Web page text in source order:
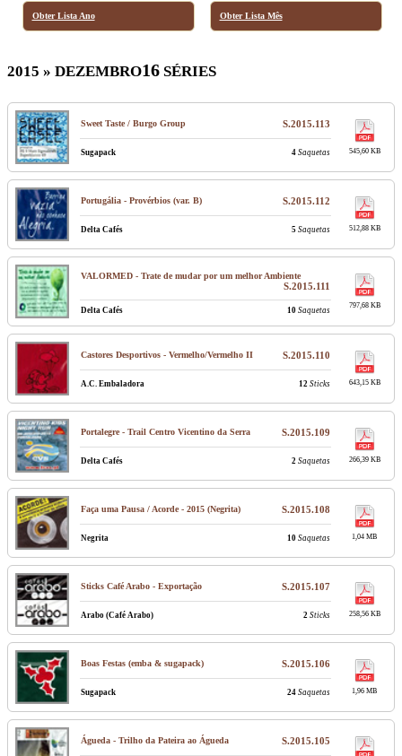
Obter Lista Ano Obter Lista Mês
2015 » DEZEMBRO16 SÉRIES
Sweet Taste / Burgo Group S.2015.113
545,60 KB
Sugapack 4 Saquetas
Portugália - Provérbios (var. B) S.2015.112
512,88 KB
Delta Cafés 5 Saquetas
VALORMED - Trate de mudar por um melhor Ambiente
S.2015.111
797,68 KB
Delta Cafés 10 Saquetas
Castores Desportivos - Vermelho/Vermelho II S.2015.110
643,15 KB
A.C. Embaladora 12 Sticks
Portalegre - Trail Centro Vicentino da Serra S.2015.109
266,39 KB
Delta Cafés 2 Saquetas
Faça uma Pausa / Acorde - 2015 (Negrita) S.2015.108
1,04 MB
Negrita 10 Saquetas
Sticks Café Arabo - Exportação S.2015.107
258,56 KB
Arabo (Café Arabo) 2 Sticks
Boas Festas (emba & sugapack) S.2015.106
1,96 MB
Sugapack 24 Saquetas
Águeda - Trilho da Pateira ao Águeda S.2015.105